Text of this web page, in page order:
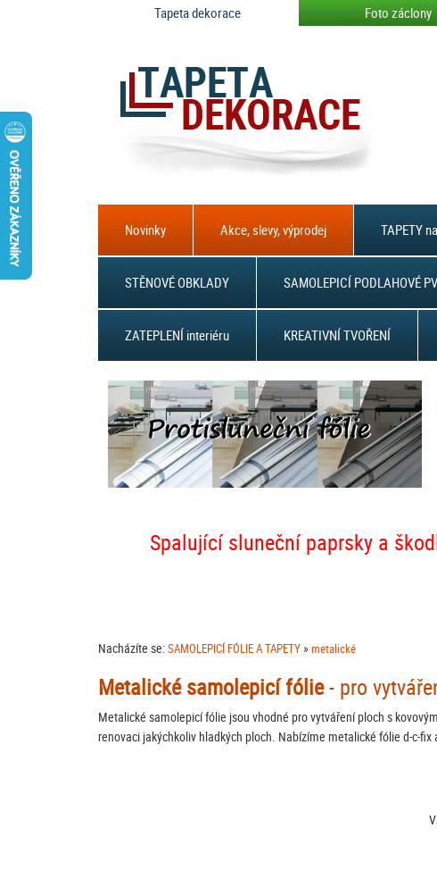
Tapeta dekorace Foto záclony
Novinky Akce, slevy, výprodej TAPETY
STĚNOVÉ OBKLADY SAMOLEPICÍ PODLAHOVÉ
ZATEPLENÍ interiéru KREATIVNÍ TVOŘENÍ
Spalující sluneční paprsky a
Nacházíte se:SAMOLEPICÍ FÓLIE A TAPETY »metalické
Metalické samolepicí fólie- pro
Metalické samolepicí fólie jsou vhodné pro vytváření ploch s
renovaci jakýchkoliv hladkých ploch. Nabízíme metalické fólie d-c-fix